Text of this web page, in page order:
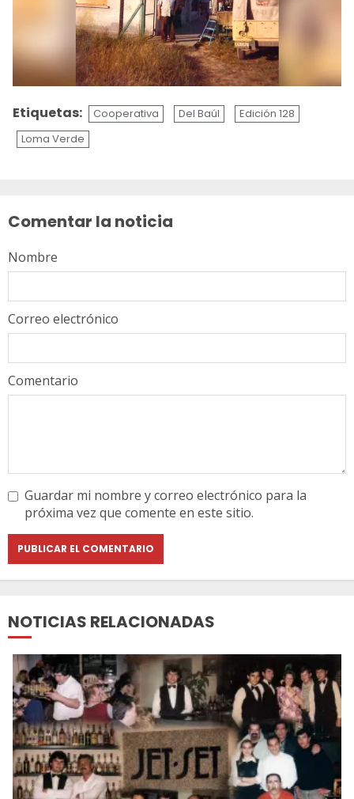
Etiquetas: Cooperativa Del Baúl
Edición 128
Loma Verde
Comentar la noticia
Comentario
Nombre
Correo electrónico
Guardar mi nombre y correo electrónico para la
próxima vez que comente en este sitio.
NOTICIAS RELACIONADAS